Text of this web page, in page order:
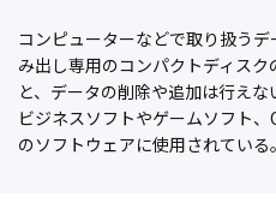
コンピューターなどで取り扱う
み出し専用のコンパクトディス
と、データの削除や追加は行えな
ビジネスソフトやゲームソフト
のソフトウェアに使用されている。